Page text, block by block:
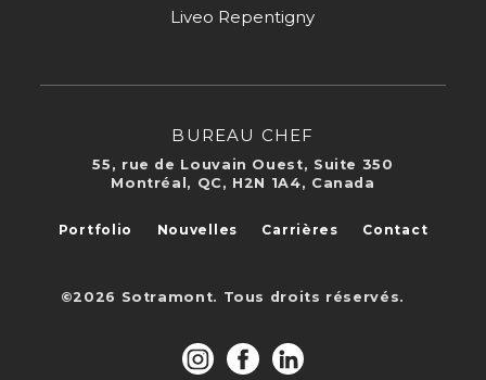
Liveo Repentigny
BUREAU CHEF
55, rue de Louvain Ouest, Suite 350
Montréal, QC, H2N 1A4, Canada
Portfolio Nouvelles Carrières Contact
©2026 Sotramont. Tous droits réservés.